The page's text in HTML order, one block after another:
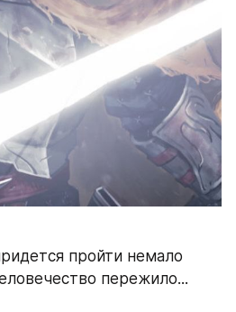
пройти немало
пережило...